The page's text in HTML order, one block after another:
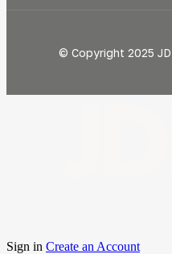
© Copyright 2025
Sign in Create an Account